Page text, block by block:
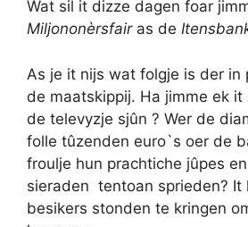
Wat sil it dizze dagen foar
Miljononèrsfairas de
As je it nijs wat folgje is der in
de maatskippij. Ha jimme ek it
de televyzje sjûn ? Wer de
folle tûzenden euro`s oer de
froulje hun prachtiche jûpes
sieraden tentoan sprieden? It
besikers stonden te kringen